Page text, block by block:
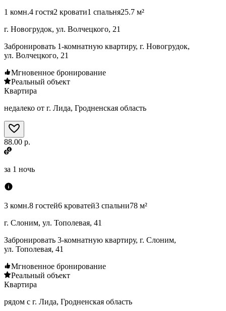
1 комн.4 гостя2 кровати1 спальня25.7 м²
г. Новогрудок, ул. Волчецкого, 21
Забронировать 1-комнатную квартиру, г. Новогрудок,
ул. Волчецкого, 21
Мгновенное бронирование
Реальный объект
Квартира
недалеко от г. Лида, Гродненская область
88.00 р.
за 1 ночь
3 комн.8 гостей6 кроватей3 спальни78 м²
г. Слоним, ул. Тополевая, 41
Забронировать 3-комнатную квартиру, г. Слоним,
ул. Тополевая, 41
Мгновенное бронирование
Реальный объект
Квартира
рядом с г. Лида, Гродненская область